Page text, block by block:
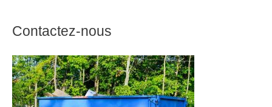
Contactez-nous